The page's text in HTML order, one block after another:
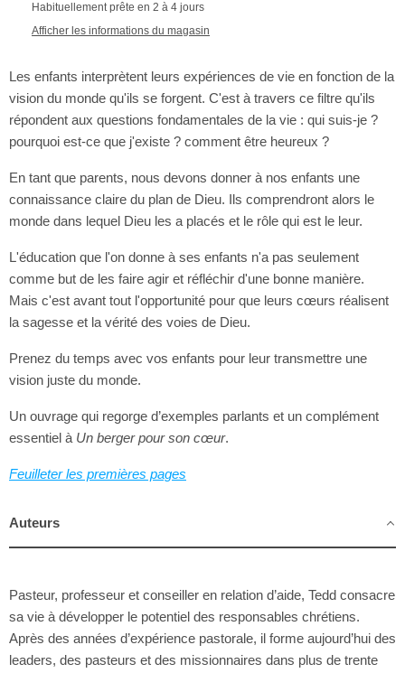
Habituellement prête en 2 à 4 jours
Afficher les informations du magasin
Les enfants interprètent leurs expériences de vie en fonction de la
vision du monde qu'ils se forgent. C'est à travers ce filtre qu'ils
répondent aux questions fondamentales de la vie : qui suis-je ?
pourquoi est-ce que j'existe ? comment être heureux ?
En tant que parents, nous devons donner à nos enfants une
connaissance claire du plan de Dieu. Ils comprendront alors le
monde dans lequel Dieu les a placés et le rôle qui est le leur.
L'éducation que l'on donne à ses enfants n'a pas seulement
comme but de les faire agir et réfléchir d'une bonne manière.
Mais c'est avant tout l'opportunité pour que leurs cœurs réalisent
la sagesse et la vérité des voies de Dieu.
Prenez du temps avec vos enfants pour leur transmettre une
vision juste du monde.
Un ouvrage qui regorge d’exemples parlants et un complément
essentiel à Un berger pour son cœur.
Feuilleter les premières pages
Auteurs
Pasteur, professeur et conseiller en relation d’aide, Tedd consacre
sa vie à développer le potentiel des responsables chrétiens.
Après des années d’expérience pastorale, il forme aujourd’hui des
leaders, des pasteurs et des missionnaires dans plus de trente